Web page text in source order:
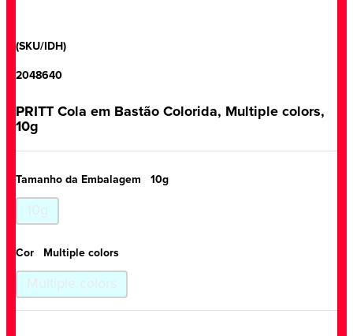
(SKU/IDH)
2048640
PRITT Cola em Bastão Colorida, Multiple colors,
10g
Tamanho da Embalagem 10g
Cor Multiple colors